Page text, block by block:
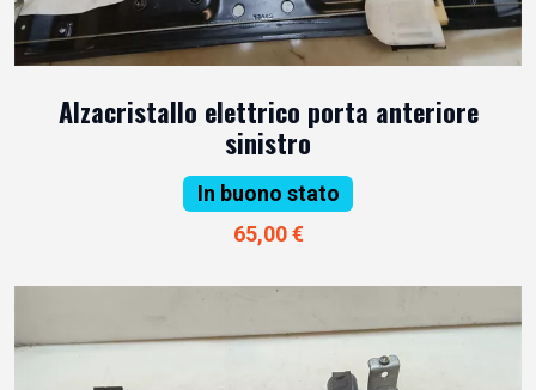
Alzacristallo elettrico porta anteriore
sinistro
In buono stato
65,00 €